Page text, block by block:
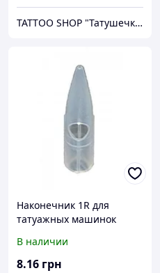
TATTOO SHOP "Татушечка" Молдова
Наконечник 1R для
татуажных машинок
В наличии
8.16 грн